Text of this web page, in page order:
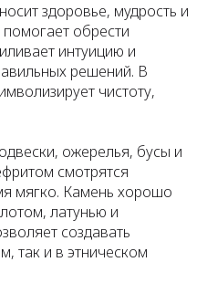
здоровье, мудрость и
обрести
интуицию и
решений. В
чистоту,
ожерелья, бусы и
смотрятся
мягко. Камень хорошо
латунью и
создавать
так и в этническом